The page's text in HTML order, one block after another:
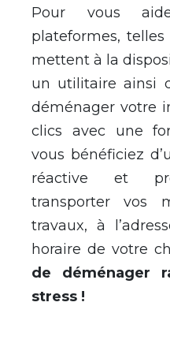
Pour vous
plateformes, telles
mettent à la
un utilitaire ainsi
déménager votre
clics avec une
vous bénéficiez
réactive et
transporter vos
travaux, à
horaire de votre
de déménager
stress !